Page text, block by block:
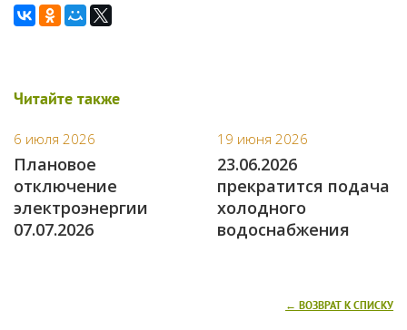
Читайте также
6 июля 2026
Плановое
отключение
электроэнергии
07.07.2026
19 июня 2026
23.06.2026
прекратится подача
холодного
водоснабжения
← ВОЗВРАТ К СПИСКУ